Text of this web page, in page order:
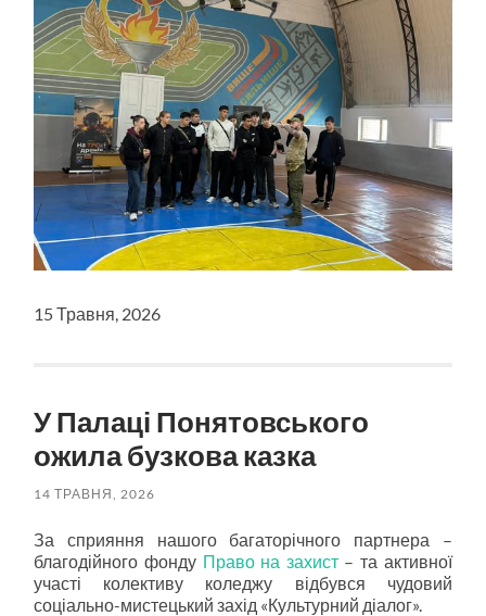
15 Травня, 2026
У Палаці Понятовського
ожила бузкова казка
14 ТРАВНЯ, 2026
За сприяння нашого багаторічного партнера –
благодійного фонду Право на захист– та активної
участі колективу коледжу відбувся чудовий
соціально-мистецький захід «Культурний діалог».